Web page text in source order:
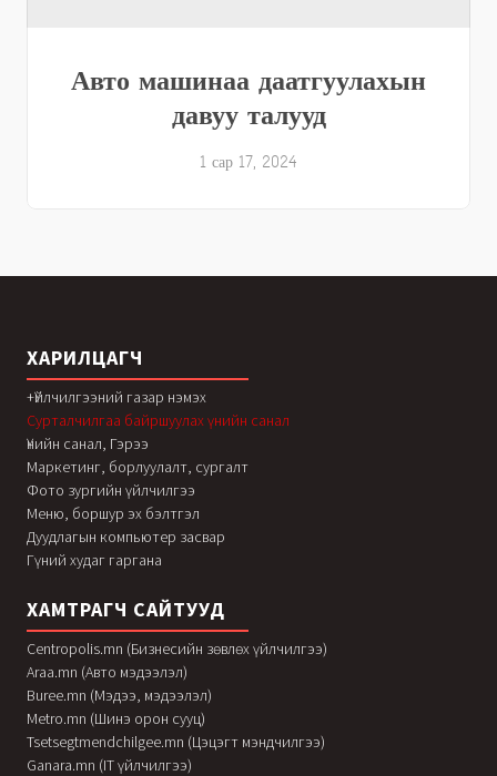
Авто машинаа даатгуулахын
давуу талууд
1 сар 17, 2024
ХАРИЛЦАГЧ
+Үйлчилгээний газар нэмэх
Сурталчилгаа байршуулах үнийн санал
Үнийн санал, Гэрээ
Маркетинг, борлуулалт, сургалт
Фото зургийн үйлчилгээ
Меню, боршур эх бэлтгэл
Дуудлагын компьютер засвар
Гүний худаг гаргана
ХАМТРАГЧ САЙТУУД
Centropolis.mn (Бизнесийн зөвлөх үйлчилгээ)
Araa.mn (Авто мэдээлэл)
Buree.mn (Мэдээ, мэдээлэл)
Metro.mn (Шинэ орон сууц)
Tsetsegtmendchilgee.mn (Цэцэгт мэндчилгээ)
Ganara.mn (IT үйлчилгээ)